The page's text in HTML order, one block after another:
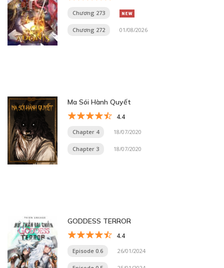
Chương 273
Chương 272 01/08/2026
Ma Sói Hành Quyết
4.4
Chapter 4 18/07/2020
Chapter 3 18/07/2020
GODDESS TERROR
4.4
Episode 0.6 26/01/2024